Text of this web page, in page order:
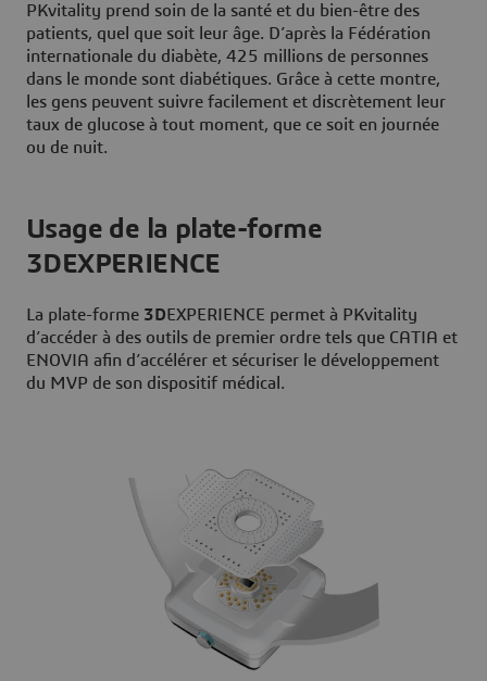
PKvitality prend soin de la santé et du bien-être des
patients, quel que soit leur âge. D’après la Fédération
internationale du diabète, 425 millions de personnes
dans le monde sont diabétiques. Grâce à cette montre,
les gens peuvent suivre facilement et discrètement leur
taux de glucose à tout moment, que ce soit en journée
ou de nuit.
Usage de la plate-forme
3DEXPERIENCE
La plate-forme 3DEXPERIENCE permet à PKvitality
d’accéder à des outils de premier ordre tels que CATIA et
ENOVIA afin d’accélérer et sécuriser le développement
du MVP de son dispositif médical.